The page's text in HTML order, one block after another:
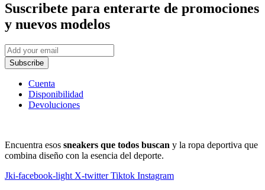
Suscribete para enterarte de promociones
y nuevos modelos
Subscribe
Cuenta
Disponibilidad
Devoluciones
Encuentra esos sneakers que todos buscan y la ropa deportiva que
combina diseño con la esencia del deporte.
Jki-facebook-light X-twitter Tiktok Instagram